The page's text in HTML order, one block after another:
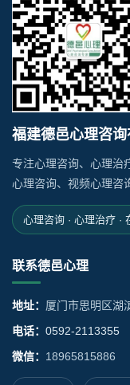
福建德邑心理咨询
专注心理咨询、心理治
心理咨询、视频心理咨
心理咨询 · 心理治疗 ·
联系德邑心理
地址： 厦门市思明区湖
电话： 0592-2113355
微信： 18965815886